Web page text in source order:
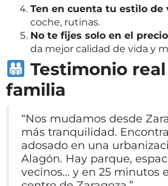
Ten en cuenta tu estilo de
coche, rutinas.
No te fijes solo en el precio
da mejor calidad de vida y
Testimonio
familia
“Nos mudamos desde
más tranquilidad.
adosado en una
Alagón. Hay parque,
vecinos… y en 25 minutos